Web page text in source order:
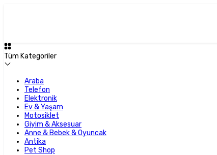
Tüm Kategoriler
Araba
Telefon
Elektronik
Ev & Yaşam
Motosiklet
Giyim & Aksesuar
Anne & Bebek & Oyuncak
Antika
Pet Shop